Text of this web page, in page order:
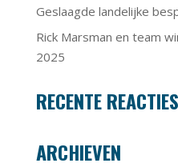
Geslaagde landelijke
Rick Marsman en team
2025
RECENTE REACTIES
ARCHIEVEN